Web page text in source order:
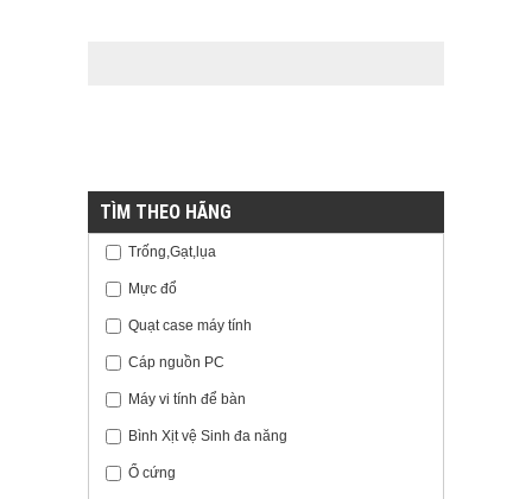
TÌM THEO HÃNG
Trống,Gạt,lụa
Mực đổ
Quạt case máy tính
Cáp nguồn PC
Máy vi tính để bàn
Bình Xịt vệ Sinh đa năng
Ổ cứng